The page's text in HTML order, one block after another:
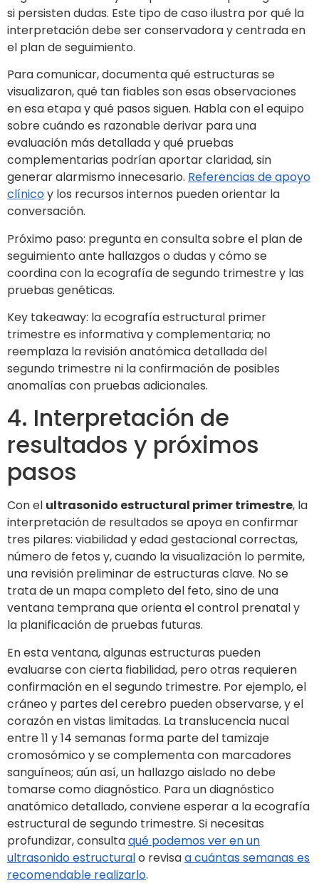
si persisten dudas. Este tipo de caso ilustra por qué la
interpretación debe ser conservadora y centrada en
el plan de seguimiento.
Para comunicar, documenta qué estructuras se
visualizaron, qué tan fiables son esas observaciones
en esa etapa y qué pasos siguen. Habla con el equipo
sobre cuándo es razonable derivar para una
evaluación más detallada y qué pruebas
complementarias podrían aportar claridad, sin
generar alarmismo innecesario. Referencias de apoyo
clínicoy los recursos internos pueden orientar la
conversación.
Próximo paso: pregunta en consulta sobre el plan de
seguimiento ante hallazgos o dudas y cómo se
coordina con la ecografía de segundo trimestre y las
pruebas genéticas.
Key takeaway: la ecografía estructural primer
trimestre es informativa y complementaria; no
reemplaza la revisión anatómica detallada del
segundo trimestre ni la confirmación de posibles
anomalías con pruebas adicionales.
4. Interpretación de
resultados y próximos
pasos
Con el ultrasonido estructural primer trimestre, la
interpretación de resultados se apoya en confirmar
tres pilares: viabilidad y edad gestacional correctas,
número de fetos y, cuando la visualización lo permite,
una revisión preliminar de estructuras clave. No se
trata de un mapa completo del feto, sino de una
ventana temprana que orienta el control prenatal y
la planificación de pruebas futuras.
En esta ventana, algunas estructuras pueden
evaluarse con cierta fiabilidad, pero otras requieren
confirmación en el segundo trimestre. Por ejemplo, el
cráneo y partes del cerebro pueden observarse, y el
corazón en vistas limitadas. La translucencia nucal
entre 11 y 14 semanas forma parte del tamizaje
cromosómico y se complementa con marcadores
sanguíneos; aún así, un hallazgo aislado no debe
tomarse como diagnóstico. Para un diagnóstico
anatómico detallado, conviene esperar a la ecografía
estructural de segundo trimestre. Si necesitas
profundizar, consultaqué podemos ver en un
ultrasonido estructuralo revisaa cuántas semanas es
recomendable realizarlo.